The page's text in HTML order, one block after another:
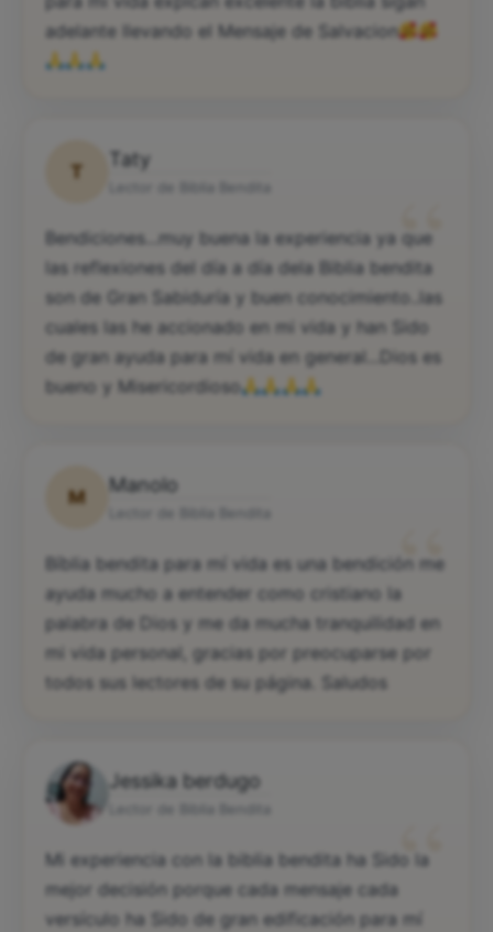
adelante llevando el Mensaje de Salvacion
T
Taty
“
Bendiciones...muy buena la experiencia ya que
las reflexiones del día a día dela Biblia bendita
son de Gran Sabiduría y buen conocimiento..las
cuales las he accionado en mi vida y han Sido
de gran ayuda para mí vida en general...Dios es
bueno y Misericordioso
M
Manolo
“
Bíblia bendita para mí vida es una bendición me
ayuda mucho a entender como cristiano la
palabra de Dios y me da mucha tranquilidad en
mi vida personal, gracias por preocuparse por
todos sus lectores de su página. Saludos
Jessika berdugo
“
Mi experiencia con la biblia bendita ha Sido la
mejor decisión porque cada mensaje cada
versículo ha Sido de gran edificación para mí